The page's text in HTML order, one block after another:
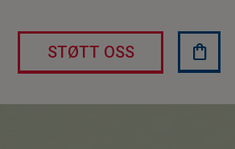
STØTT OSS shopping_bag